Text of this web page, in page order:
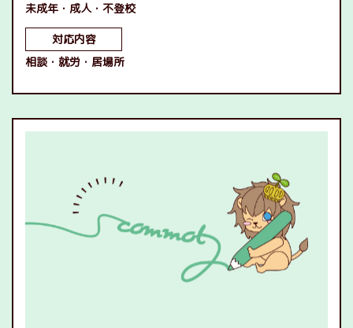
未成年
成人 不登校
対応内容
相談
就労 居場所